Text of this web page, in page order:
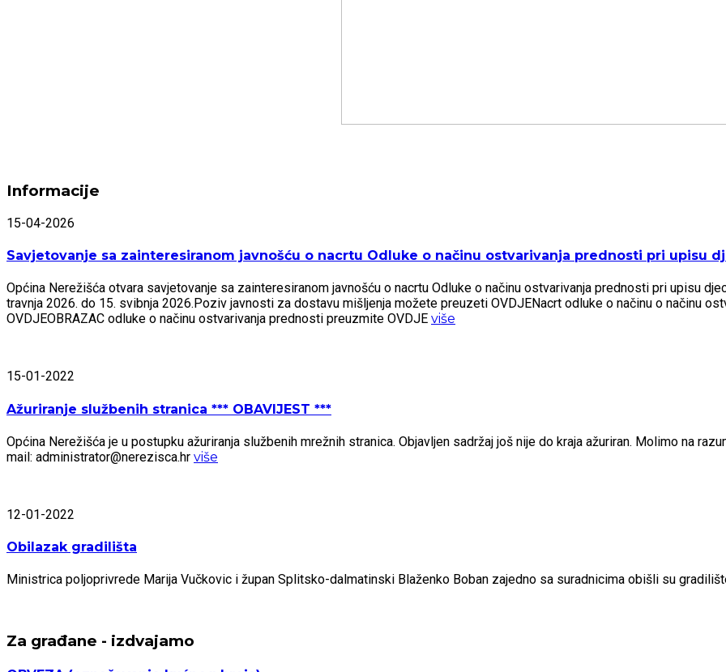
Informacije
15-04-2026
Savjetovanje sa zainteresiranom javnošću o nacrtu Odluke o načinu ostvarivanja prednosti pri upisu
Općina Nerežišća otvara savjetovanje sa zainteresiranom javnošću o nacrtu Odluke o načinu ostvarivanja prednosti pri upisu
travnja 2026. do 15. svibnja 2026.Poziv javnosti za dostavu mišljenja možete preuzeti OVDJENacrt odluke o načinu o načinu
OVDJEOBRAZAC odluke o načinu ostvarivanja prednosti preuzmite OVDJE više
15-01-2022
Ažuriranje službenih stranica *** OBAVIJEST ***
Općina Nerežišća je u postupku ažuriranja službenih mrežnih stranica. Objavljen sadržaj još nije do kraja ažuriran. Molimo na
mail: administrator@nerezisca.hr više
12-01-2022
Obilazak gradilišta
Ministrica poljoprivrede Marija Vučkovic i župan Splitsko-dalmatinski Blaženko Boban zajedno sa suradnicima obišli su
Za građane - izdvajamo